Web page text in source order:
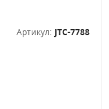
Артикул: JTC-7788